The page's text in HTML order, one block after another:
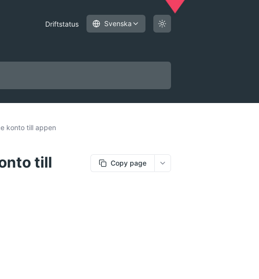
Driftstatus Svenska
konto till appen
till
Copy page More options